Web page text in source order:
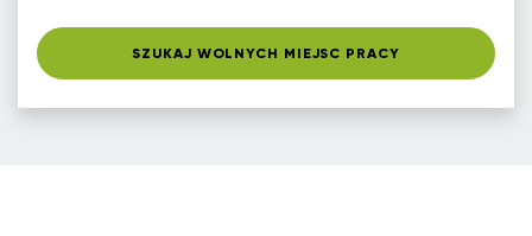
SZUKAJ WOLNYCH MIEJSC PRACY